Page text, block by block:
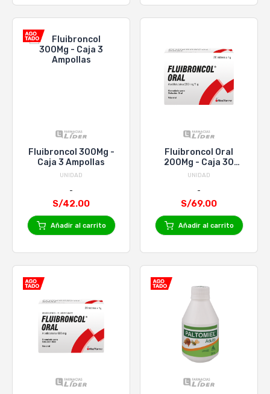
Fluibroncol 300Mg -
Caja 3 Ampollas
UNIDAD
S/42.00
Añadir al carrito
Fluibroncol Oral
200Mg - Caja 30
Sobres
UNIDAD
S/69.00
Añadir al carrito